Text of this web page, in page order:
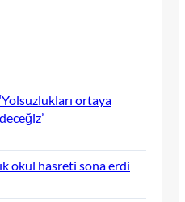
ortaya
okul hasreti sona erdi